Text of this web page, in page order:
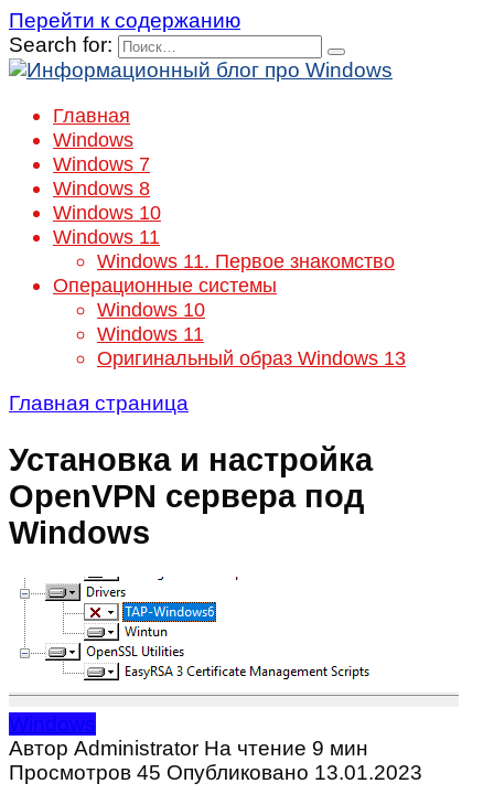
Перейти к содержанию
Search for:
Главная
Windows
Windows 7
Windows 8
Windows 10
Windows 11
Windows 11. Первое знакомство
Операционные системы
Windows 10
Windows 11
Оригинальный образ Windows 13
Главная страница
Установка и настройка
OpenVPN сервера под
Windows
Windows
Автор Administrator На чтение 9 мин
Просмотров 45 Опубликовано 13.01.2023